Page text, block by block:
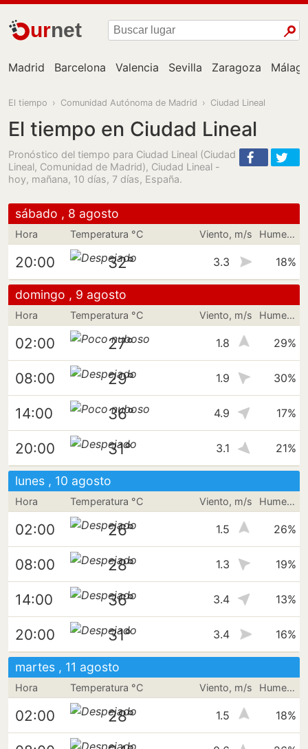
urnet
Madrid Barcelona Valencia Sevilla Zaragoza Málaga
El tiempo › Comunidad Autónoma de Madrid › Ciudad Lineal
El tiempo en Ciudad Lineal
Pronóstico del tiempo para Ciudad Lineal (Ciudad
Lineal, Comunidad de Madrid), Ciudad Lineal -
hoy, mañana, 10 días, 7 días, España.
sábado , 8 agosto
Hora Temperatura °C Viento, m/s Humedad
20:00 32° 3.3 18%
domingo , 9 agosto
Hora Temperatura °C Viento, m/s Humedad
02:00 27° 1.8 29%
08:00 29° 1.9 30%
14:00 36° 4.9 17%
20:00 31° 3.1 21%
lunes , 10 agosto
Hora Temperatura °C Viento, m/s Humedad
02:00 26° 1.5 26%
08:00 28° 1.3 19%
14:00 36° 3.4 13%
20:00 31° 3.4 16%
martes , 11 agosto
Hora Temperatura °C Viento, m/s Humedad
02:00 28° 1.5 18%